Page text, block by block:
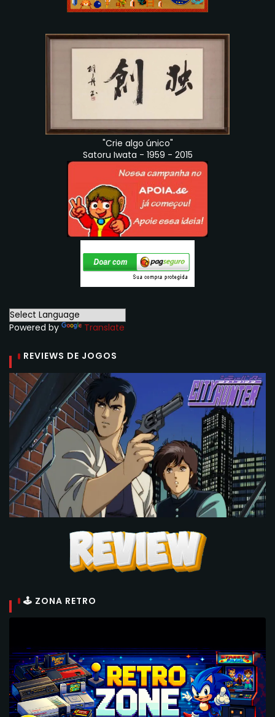
"Crie algo único"
Satoru Iwata - 1959 - 2015
Powered by Translate
REVIEWS DE JOGOS
🕹 ZONA RETRO